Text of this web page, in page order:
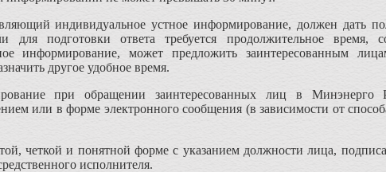
индивидуальное устное информирование, должен дать
для подготовки ответа требуется продолжительное время,
информирование, может предложить заинтересованным
другое удобное время.
при обращении заинтересованных лиц в Минэнерго
или в форме электронного сообщения (в зависимости от
четкой и понятной форме с указанием должности лица,
исполнителя.